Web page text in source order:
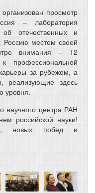
просмотр
– лаборатория
отечественных и
Россию местом своей
внимания – 12
профессиональной
за рубежом, а
реализующие здесь
уровня.
научного центра РАН
российской науки!
новых побед и